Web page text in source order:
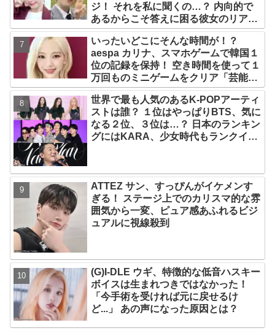
ジ！ それを私に聞くの…？ 内向的で
あるからこそ答えに困る彼女のリアク
ションがかわいすぎる
いったいどこにそんな時間が！？
aespa カリナ、スマホゲームで韓国１
位の記録を保持！ 空き時間を使って１
万回ものミニゲームをクリア「芸能人
たちが時間がないと言っているのは全
部嘘」
世界で最も人気のあるK-POPアーティ
ストは誰？ １位はやっぱりBTS、気に
なる２位、３位は…？ 日本のランキン
グにはKARA、少女時代もランクイ
ATTEZ サン、すっぴんがイケメンす
ぎる！ ステージ上でのカリスマ的な雰
囲気から一変、ピュア感あふれるビジ
ュアルに視線殺到
(G)I-DLE ウギ、特徴的な低音ハスキー
ボイスは生まれつきではなかった！
「今手術を受ければ元に戻せるけ
ど...」 あの声になった原因とは？